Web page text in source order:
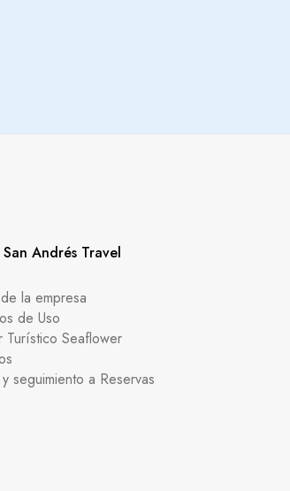
Andrés Travel
la empresa
de Uso
Turístico Seaflower
seguimiento a Reservas